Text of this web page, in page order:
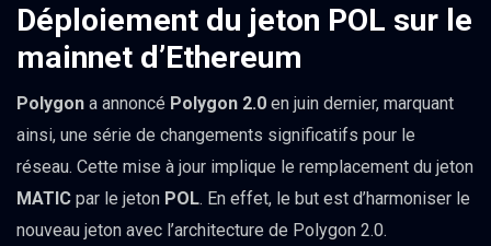
Déploiement du jeton POL sur le
mainnet d’Ethereum
Polygon a annoncé Polygon 2.0 en juin dernier, marquant
ainsi, une série de changements significatifs pour le
réseau. Cette mise à jour implique le remplacement du jeton
MATIC par le jeton POL. En effet, le but est d’harmoniser le
nouveau jeton avec l’architecture de Polygon 2.0.